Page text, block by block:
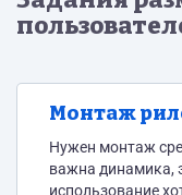
Монтаж
Нужен монтаж
важна динамика,
использование